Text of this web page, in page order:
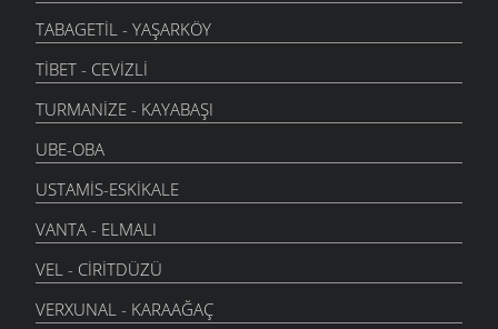
TABAGETIL - YAŞARKÖY
TIBET - CEVIZLI
TURMANIZE - KAYABAŞI
UBE-OBA
USTAMIS-ESKIKALE
VANTA - ELMALI
VEL - CIRITDÜZÜ
VERXUNAL - KARAAĞAÇ